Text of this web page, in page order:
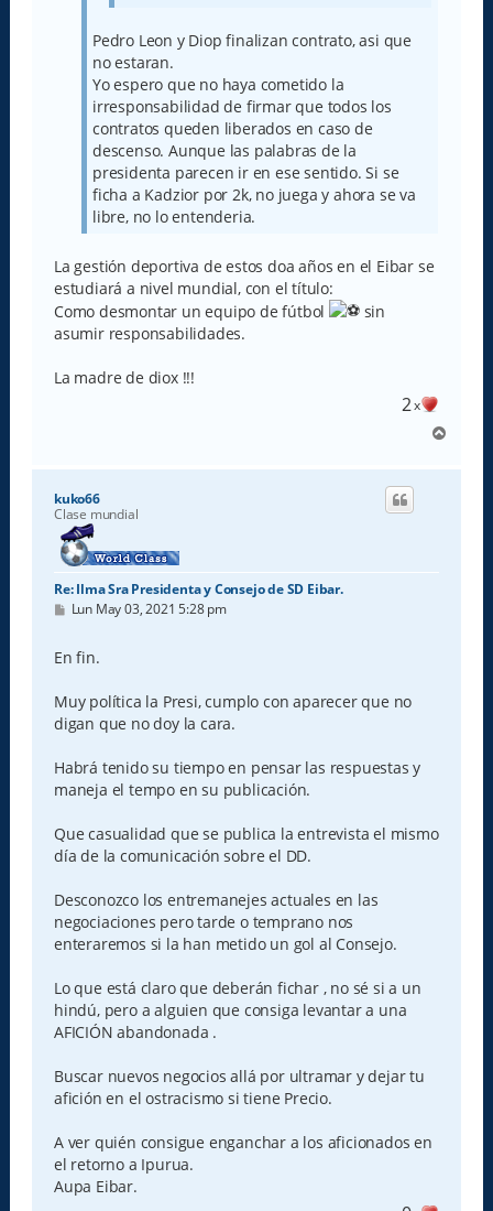
Pedro Leon y Diop finalizan contrato, asi que
no estaran.
Yo espero que no haya cometido la
irresponsabilidad de firmar que todos los
contratos queden liberados en caso de
descenso. Aunque las palabras de la
presidenta parecen ir en ese sentido. Si se
ficha a Kadzior por 2k, no juega y ahora se va
libre, no lo entenderia.
La gestión deportiva de estos doa años en el Eibar se
estudiará a nivel mundial, con el título:
Como desmontar un equipo de fútbol
sin
asumir responsabilidades.
La madre de diox !!!
2x
r
kuko66
Clase mundial
Re: Ilma Sra Presidenta y Consejo de SD Eibar.
M
s
a
e
Lun May 03, 2021 5:28 pm
En fin.
Muy política la Presi, cumplo con aparecer que no
digan que no doy la cara.
Habrá tenido su tiempo en pensar las respuestas y
maneja el tempo en su publicación.
Que casualidad que se publica la entrevista el mismo
día de la comunicación sobre el DD.
Desconozco los entremanejes actuales en las
negociaciones pero tarde o temprano nos
enteraremos si la han metido un gol al Consejo.
Lo que está claro que deberán fichar , no sé si a un
hindú, pero a alguien que consiga levantar a una
AFICIÓN abandonada .
Buscar nuevos negocios allá por ultramar y dejar tu
afición en el ostracismo si tiene Precio.
A ver quién consigue enganchar a los aficionados en
el retorno a Ipurua.
Aupa Eibar.